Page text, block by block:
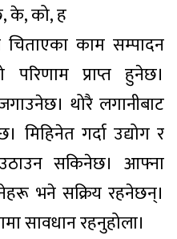
के, को, ह
काम सम्पादन
परिणाम प्राप्त हुनेछ।
थोरै लगानीबाट
गर्दा उद्योग र
उठाउन सकिनेछ। आफ्ना
भने सक्रिय रहनेछन्।
सावधान रहनुहोला।